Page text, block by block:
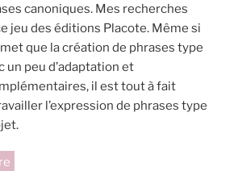
canoniques. Mes recherches
jeu des éditions Placote. Même si
que la création de phrases type
un peu d’adaptation et
il est tout à fait
l’expression de phrases type